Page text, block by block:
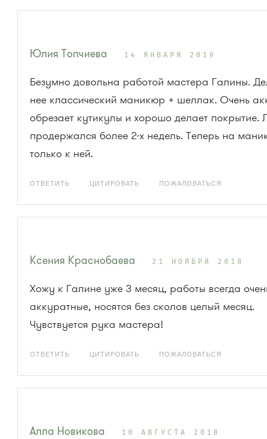
Юлия Топчиева 14 ЯНВАРЯ 2019
Безумно довольна работой мастера Галины.
нее классический маникюр + шеллак. Очень
обрезает кутикулы и хорошо делает покрытие.
продержался более 2-х недель. Теперь на
только к ней.
ОТВЕТИТЬ ЦИТИРОВАТЬ ПОЖАЛОВАТЬСЯ
Ксения Краснобаева 21 НОЯБРЯ 2018
Хожу к Галине уже 3 месяц, работы всегда
аккуратные, носятся без сколов целый месяц.
Чувствуется рука мастера!
ОТВЕТИТЬ ЦИТИРОВАТЬ ПОЖАЛОВАТЬСЯ
Алла Новикова 10 АВГУСТА 2018